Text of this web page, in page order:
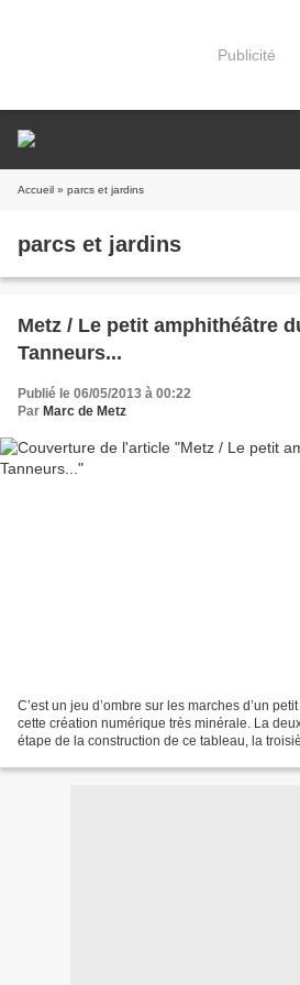
Publicité
Accueil » parcs et jardins
parcs et jardins
Metz / Le petit amphithéâtre
Tanneurs...
Publié le 06/05/2013 à 00:22
Par Marc de Metz
C’est un jeu d’ombre sur les marches d’un
cette création numérique très minérale. La
étape de la construction de ce tableau, la